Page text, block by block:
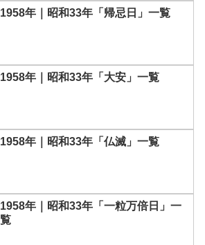
1958年｜昭和33年「帰忌日」一覧
1958年｜昭和33年「大安」一覧
1958年｜昭和33年「仏滅」一覧
1958年｜昭和33年「一粒万倍日」一
覧